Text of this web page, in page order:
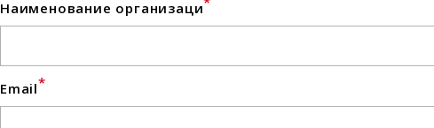
Наименование организаци
Email*